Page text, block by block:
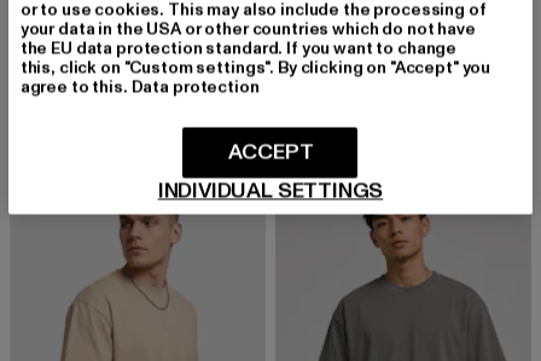
URBAN CLASSICS
Tall
12,99 EUR
Derzeitiger Preis: 12,99 EUR
19,99 EURAktionspreis: 19,99 EUR
URBAN CLASSICS
Tall
-30%
or to use cookies. This may also include the processing of
your data in the USA or other countries which do not have
the EU data protection standard. If you want to change
this, click on "Custom settings". By clicking on "Accept" you
agree to this. Data protection
INDIVIDUAL SETTINGS
ACCEPT